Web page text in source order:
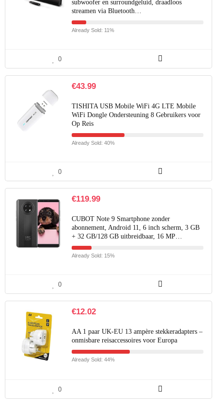
subwoofer en surroundgeluid, draadloos
streamen via Bluetooth…
Already Sold: 11%
0
€43.99
TISHITA USB Mobile WiFi 4G LTE Mobile
WiFi Dongle Ondersteuning 8 Gebruikers voor
Op Reis
Already Sold: 40%
0
€119.99
CUBOT Note 9 Smartphone zonder
abonnement, Android 11, 6 inch scherm, 3 GB
+ 32 GB/128 GB uitbreidbaar, 16 MP…
Already Sold: 15%
0
€12.02
AA 1 paar UK-EU 13 ampère stekkeradapters –
onmisbare reisaccessoires voor Europa
Already Sold: 44%
0